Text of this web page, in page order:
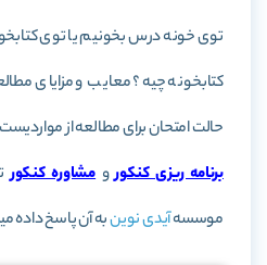
توی خونه درس بخونیم یا توی
کتابخونه چیه؟ معایب و مزایای
حالت امتحان برای مطالعه از
برنامه ریزی کنکورومشاوره کنکور
موسسهآیدی نوینبه آن پاسخ داده